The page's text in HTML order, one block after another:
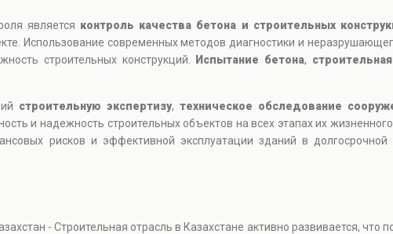
является контроль качества бетона и строительных
Использование современных методов диагностики и
строительных конструкций.
Испытание бетона,
строительную экспертизу, техническое обследование
и надежность строительных объектов на всех этапах их
рисков и эффективной эксплуатации зданий в долгосрочной
- Строительная отрасль в Казахстане активно развивается, что